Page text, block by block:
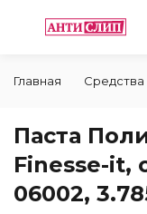
Главная Средства
Паста
Finesse-it,
06002,